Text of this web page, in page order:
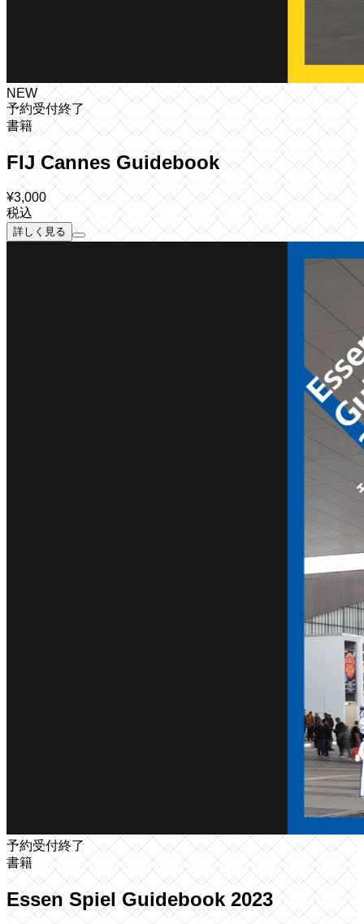
NEW
予約受付終了
書籍
FIJ Cannes Guidebook
¥3,000
税込
詳しく見る
予約受付終了
書籍
Essen Spiel Guidebook 2023